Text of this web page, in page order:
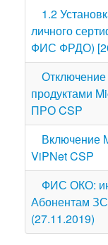
1.2
личного
ФИС ФРДО)
продуктами
ПРО CSP
Включение
ViPNet CSP
ФИС ОКО:
Абонентам
(27.11.2019)